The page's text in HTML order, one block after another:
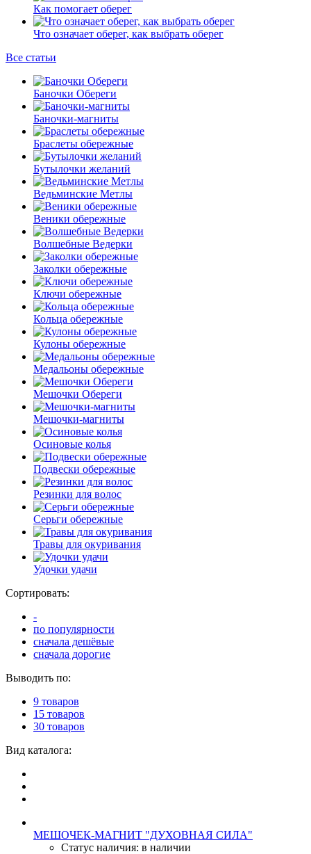
Как помогает оберег
Что означает оберег, как выбрать оберег
Все статьи
Баночки Обереги
Баночки-магниты
Браслеты обережные
Бутылочки желаний
Ведьминские Метлы
Веники обережные
Волшебные Ведерки
Заколки обережные
Ключи обережные
Кольца обережные
Кулоны обережные
Медальоны обережные
Мешочки Обереги
Мешочки-магниты
Осиновые колья
Подвески обережные
Резинки для волос
Серьги обережные
Травы для окуривания
Удочки удачи
Сортировать:
-
по популярности
сначала дешёвые
сначала дорогие
Выводить по:
9 товаров
15 товаров
30 товаров
Вид каталога:
МЕШОЧЕК-МАГНИТ "ДУХОВНАЯ СИЛА"
Статус наличия: в наличии